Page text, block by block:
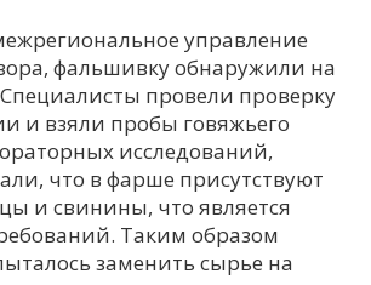
У
Х
Я
управление
фальшивку обнаружили на
провели проверку
и взяли пробы говяжьего
исследований,
что в фарше присутствуют
и свинины, что является
Таким образом
заменить сырье на